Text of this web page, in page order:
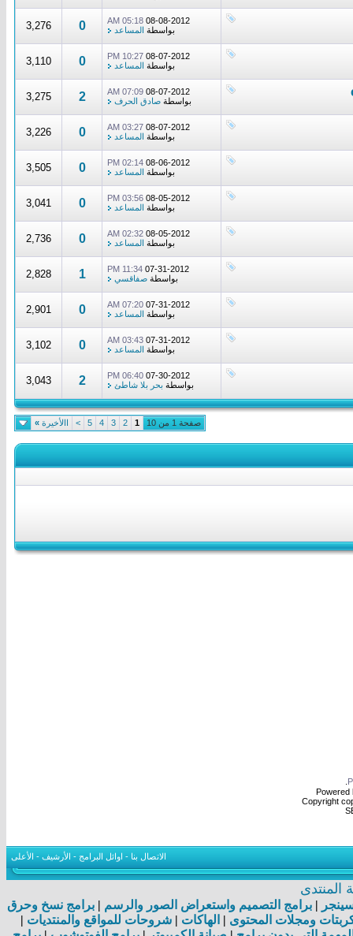
08-08-2012
05:18 AM
بواسطة المساعد 0
3,276
08-07-2012
10:27 PM
بواسطة المساعد 0
3,110
08-07-2012
07:09 AM
بواسطة صادق الحرف 2
3,275
08-07-2012
03:27 AM
بواسطة المساعد 0
3,226
08-06-2012
02:14 PM
بواسطة المساعد 0
3,505
08-05-2012
03:56 PM
بواسطة المساعد 0
3,041
08-05-2012
02:32 AM
بواسطة المساعد 0
2,736
07-31-2012
11:34 PM
بواسطة صفاقسي 1
2,828
07-31-2012
07:20 AM
بواسطة المساعد 0
2,901
07-31-2012
03:43 AM
بواسطة المساعد 0
3,102
07-30-2012
06:40 PM
بواسطة بحر بلا شاطئ 2
3,043
صفحة 1 من 10 1
2
3
4
5
> االأخيرة »
Powered
Copyright
الاتصال بنا - اوائل البرامج - الأرشيف - الأعلى
المنتدى
|برامج التصميم واستعراض الصور والرسم |برامج نسخ وحرق
ومجلات المحتوى | الهاكات |شروحات للمواقع والمنتديات |